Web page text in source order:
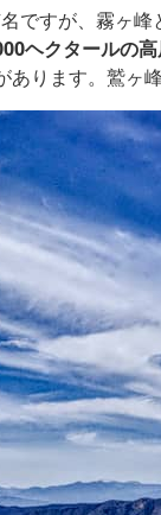
ですが、霧ヶ峰
ヘクタールの
ります。鷲ヶ